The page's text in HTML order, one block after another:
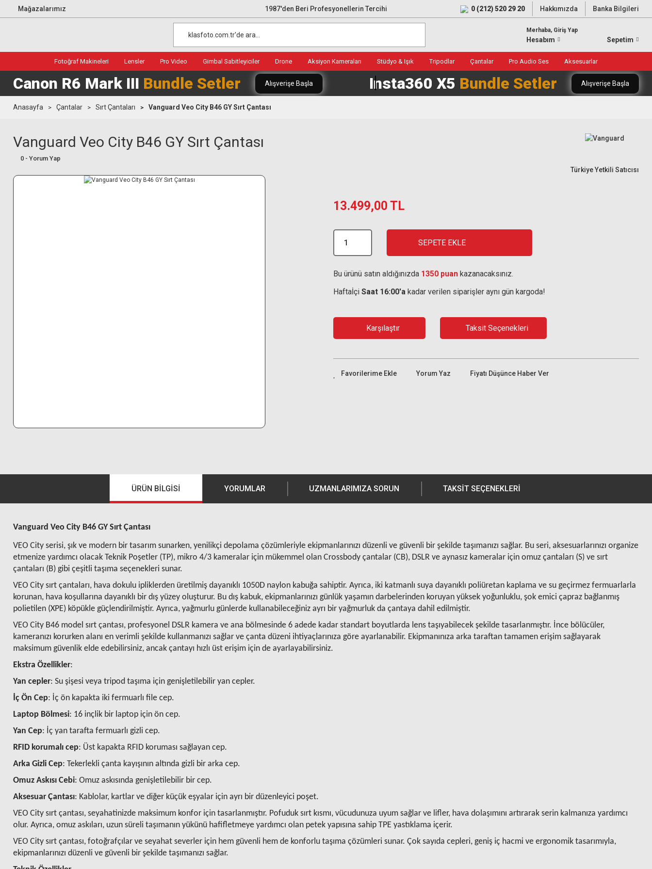
Mağazalarımız 1987'den Beri Profesyonellerin Tercihi 0 (212) 520 29 20 Hakkımızda Banka Bilgileri
Merhaba, Giriş Yap
Hesabım Sepetim
Fotoğraf Makineleri Lensler Pro Video Gimbal Sabitleyiciler Drone Aksiyon Kameraları Stüdyo & Işık Tripodlar Çantalar Pro Audio Ses Aksesuarlar
Canon R6 Mark III Bundle Setler Alışverişe Başla Insta360 X5 Bundle Setler Alışverişe Başla
Anasayfa Çantalar Sırt Çantaları Vanguard Veo City B46 GY Sırt Çantası
Vanguard Veo City B46 GY Sırt Çantası
0 - Yorum Yap
Türkiye Yetkili Satıcısı
13.499,00 TL
SEPETE EKLE
Bu ürünü satın aldığınızda 1350 puan kazanacaksınız.
Haftaİçi Saat 16:00'a kadar verilen siparişler aynı gün kargoda!
Karşılaştır Taksit Seçenekleri
Yorum Yaz Fiyatı Düşünce Haber Ver
ÜRÜN BILGISI YORUMLAR UZMANLARIMIZA SORUN TAKSIT SEÇENEKLERI
Vanguard Veo City B46 GY Sırt Çantası
VEO City serisi, şık ve modern bir tasarım sunarken, yenilikçi depolama çözümleriyle ekipmanlarınızı düzenli ve güvenli bir şekilde taşımanızı sağlar. Bu seri, aksesuarlarınızı organize
etmenize yardımcı olacak Teknik Poşetler (TP), mikro 4/3 kameralar için mükemmel olan Crossbody çantalar (CB), DSLR ve aynasız kameralar için omuz çantaları (S) ve sırt
çantaları (B) gibi çeşitli taşıma seçenekleri sunar.
VEO City sırt çantaları, hava dokulu ipliklerden üretilmiş dayanıklı 1050D naylon kabuğa sahiptir. Ayrıca, iki katmanlı suya dayanıklı poliüretan kaplama ve su geçirmez fermuarlarla
korunan, hava koşullarına dayanıklı bir dış yüzey oluşturur. Bu dış kabuk, ekipmanlarınızı günlük yaşamın darbelerinden koruyan yüksek yoğunluklu, şok emici çapraz bağlanmış
polietilen (XPE) köpükle güçlendirilmiştir. Ayrıca, yağmurlu günlerde kullanabileceğiniz ayrı bir yağmurluk da çantaya dahil edilmiştir.
VEO City B46 model sırt çantası, profesyonel DSLR kamera ve ana bölmesinde 6 adede kadar standart boyutlarda lens taşıyabilecek şekilde tasarlanmıştır. İnce bölücüler,
kameranızı korurken alanı en verimli şekilde kullanmanızı sağlar ve çanta düzeni ihtiyaçlarınıza göre ayarlanabilir. Ekipmanınıza arka taraftan tamamen erişim sağlayarak
maksimum güvenlik elde edebilirsiniz, ancak çantayı hızlı üst erişim için de ayarlayabilirsiniz.
Ekstra Özellikler:
Yan cepler: Su şişesi veya tripod taşıma için genişletilebilir yan cepler.
İç Ön Cep: İç ön kapakta iki fermuarlı file cep.
Laptop Bölmesi: 16 inçlik bir laptop için ön cep.
Yan Cep: İç yan tarafta fermuarlı gizli cep.
RFID korumalı cep: Üst kapakta RFID koruması sağlayan cep.
Arka Gizli Cep: Tekerlekli çanta kayışının altında gizli bir arka cep.
Omuz Askısı Cebi: Omuz askısında genişletilebilir bir cep.
Aksesuar Çantası: Kablolar, kartlar ve diğer küçük eşyalar için ayrı bir düzenleyici poşet.
VEO City sırt çantası, seyahatinizde maksimum konfor için tasarlanmıştır. Pofuduk sırt kısmı, vücudunuza uyum sağlar ve lifler, hava dolaşımını artırarak serin kalmanıza yardımcı
olur. Ayrıca, omuz askıları, uzun süreli taşımanın yükünü hafifletmeye yardımcı olan petek yapısına sahip TPE yastıklama içerir.
VEO City sırt çantası, fotoğrafçılar ve seyahat severler için hem güvenli hem de konforlu taşıma çözümleri sunar. Çok sayıda cepleri, geniş iç hacmi ve ergonomik tasarımıyla,
ekipmanlarınızı düzenli ve güvenli bir şekilde taşımanızı sağlar.